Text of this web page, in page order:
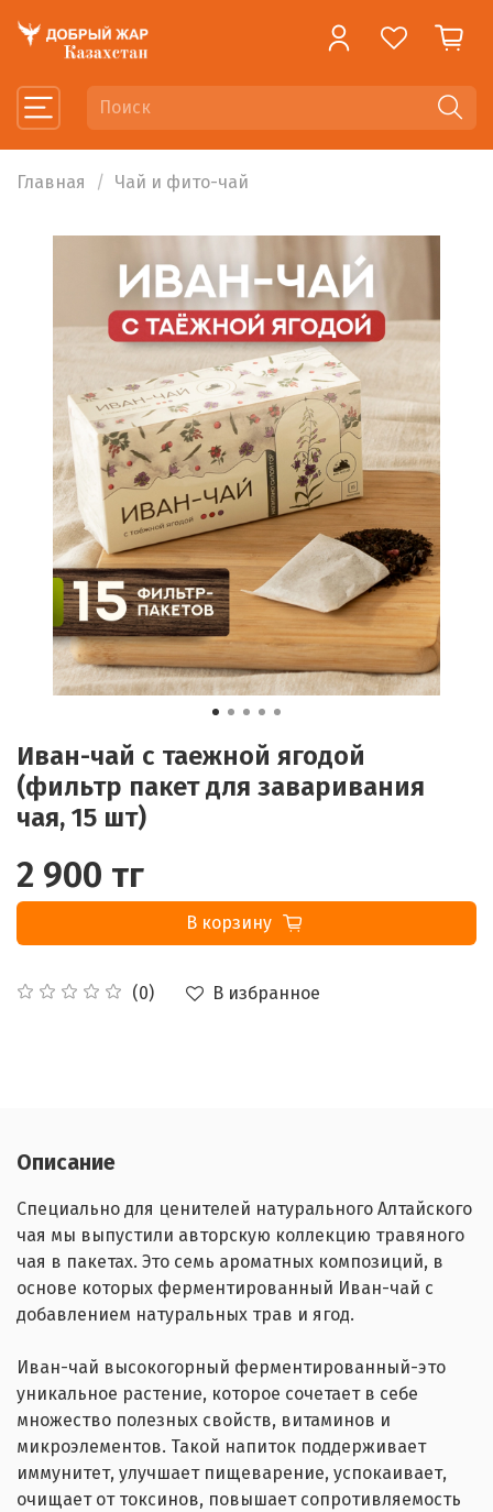
Главная Чай и фито-чай
Иван-чай с таежной ягодой
(фильтр пакет для заваривания
чая, 15 шт)
(0) В избранное
2 900 тг
В корзину
Описание
Специально для ценителей натурального Алтайского
чая мы выпустили авторскую коллекцию травяного
чая в пакетах. Это семь ароматных композиций, в
основе которых ферментированный Иван-чай с
добавлением натуральных трав и ягод.
Иван-чай высокогорный ферментированный-это
уникальное растение, которое сочетает в себе
множество полезных свойств, витаминов и
микроэлементов. Такой напиток поддерживает
иммунитет, улучшает пищеварение, успокаивает,
очищает от токсинов, повышает сопротивляемость